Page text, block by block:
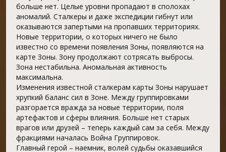
больше нет. Целые уровни пропадают в сполохах
аномалий. Сталкеры и даже экспедиции гибнут или
оказываются запертыми на пропавших территориях.
Новые территории, о которых ничего не было
известно со времени появления Зоны, появляются на
карте Зоны. Зону продолжают сотрясать выбросы.
Зона нестабильна. Аномальная активность
максимальна.
Изменения известной сталкерам карты Зоны нарушает
хрупкий баланс сил в Зоне. Между группировками
разгорается вражда за новые территории, поля
артефактов и сферы влияния. Больше нет старых
врагов или друзей – теперь каждый сам за себя. Между
фракциями началась Война Группировок.
Главный герой – наемник, волей судьбы оказавшийся